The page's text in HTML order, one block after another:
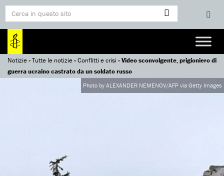
Notizie»Tutte le notizie»Conflitti e crisi »Video sconvolgente, prigioniero di
guerra ucraino castrato da un soldato russo
Photo by ALEXANDER NEMENOV/AFP via Getty Images